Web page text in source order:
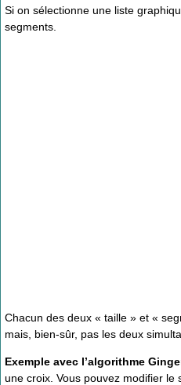
Si on sélectionne une liste
segments.
Chacun des deux « taille » et «
mais, bien-sûr, pas les deux
Exemple avec l’algorithme
une croix. Vous pouvez modifier le